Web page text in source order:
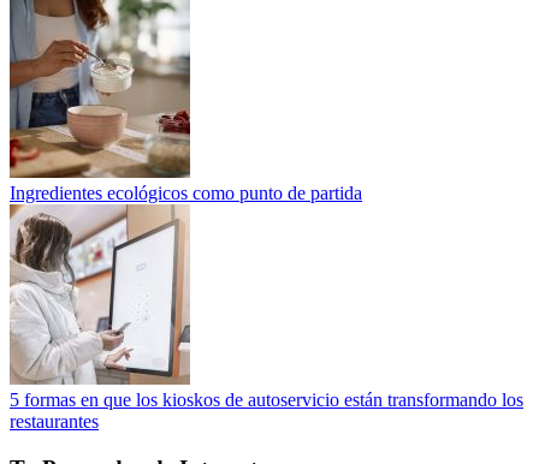
Ingredientes ecológicos como punto de partida
5 formas en que los kioskos de autoservicio están transformando los
restaurantes